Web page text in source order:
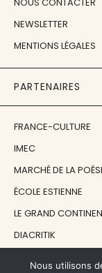
NEWSLETTER
MENTIONS LÉGALES
PARTENAIRES
FRANCE-CULTURE
IMEC
MARCHÉ DE LA
ÉCOLE ESTIENNE
LE GRAND
DIACRITIK
Nous utilisons